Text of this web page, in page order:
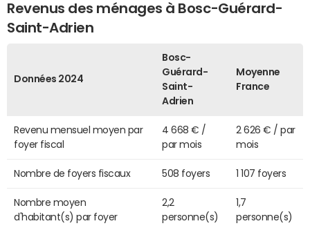
Revenus des ménages à Bosc-Guérard-
Saint-Adrien
Données 2024
Bosc-
Guérard-
Saint-
Adrien
Moyenne
France
Revenu mensuel moyen par
foyer fiscal
4 668 € /
par mois
2 626 € / par
mois
Nombre de foyers fiscaux 508 foyers 1 107 foyers
Nombre moyen
d'habitant(s) par foyer
2,2
personne(s)
1,7
personne(s)